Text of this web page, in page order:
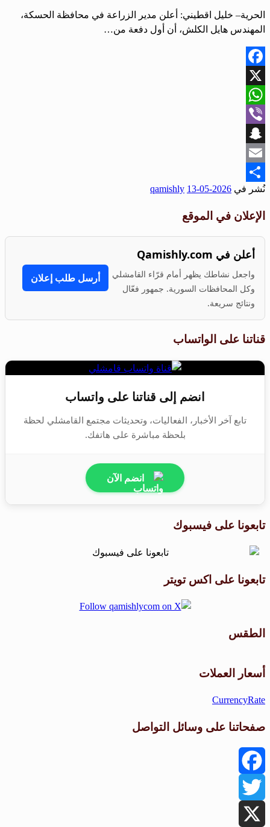
الحرية– خليل اقطيني: أعلن مدير الزراعة في محافظة الحسكة،
المهندس هايل الكلش، أن أول دفعة من…
Facebook
X
WhatsApp
Viber
Snapchat
Email
Share
نُشر في 2026-05-13
qamishly
الإعلان في الموقع
أعلن في Qamishly.com
واجعل نشاطك يظهر أمام قرّاء القامشلي
وكل المحافظات السورية. جمهور فعّال
ونتائج سريعة.
أرسل طلب إعلان
قناتنا على الواتساب
انضم إلى قناتنا على واتساب
تابع آخر الأخبار، الفعاليات، وتحديثات مجتمع القامشلي لحظة
بلحظة مباشرة على هاتفك.
انضم الآن
تابعونا على فيسبوك
تابعونا على اكس تويتر
الطقس
أسعار العملات
CurrencyRate
صفحاتنا على وسائل التواصل
Facebook
Twitter